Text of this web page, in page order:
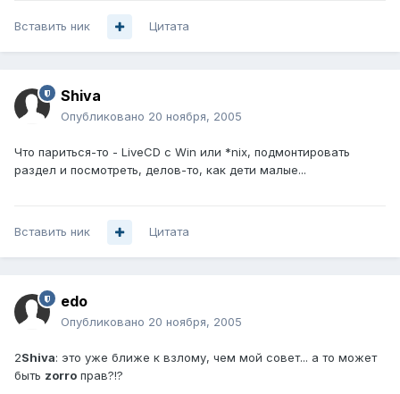
Вставить ник Цитата
Shiva
Опубликовано 20 ноября, 2005
Что париться-то - LiveCD с Win или *nix, подмонтировать
раздел и посмотреть, делов-то, как дети малые...
Вставить ник Цитата
edo
Опубликовано 20 ноября, 2005
2Shiva: это уже ближе к взлому, чем мой совет... а то может
быть zorro прав?!?